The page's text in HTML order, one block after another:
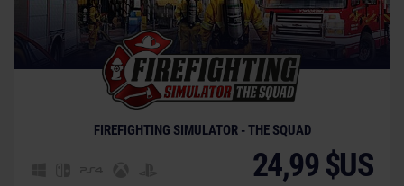
FIREFIGHTING SIMULATOR - THE SQUAD
24,99 $US